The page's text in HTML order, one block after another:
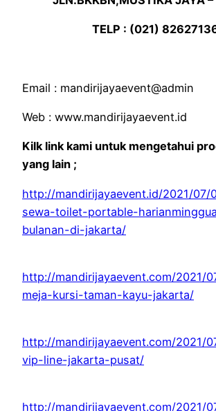
TELP : (021)
Email : mandirijayaevent@admin
Web : www.mandirijayaevent.id
Kilk link kami untuk mengetahui
yang lain ;
http://mandirijayaevent.id/2021/07/
sewa-toilet-portable-
bulanan-di-jakarta/
http://mandirijayaevent.com/2021/
meja-kursi-taman-kayu-jakarta/
http://mandirijayaevent.com/2021/
vip-line-jakarta-pusat/
http://mandirijayaevent.com/2021/